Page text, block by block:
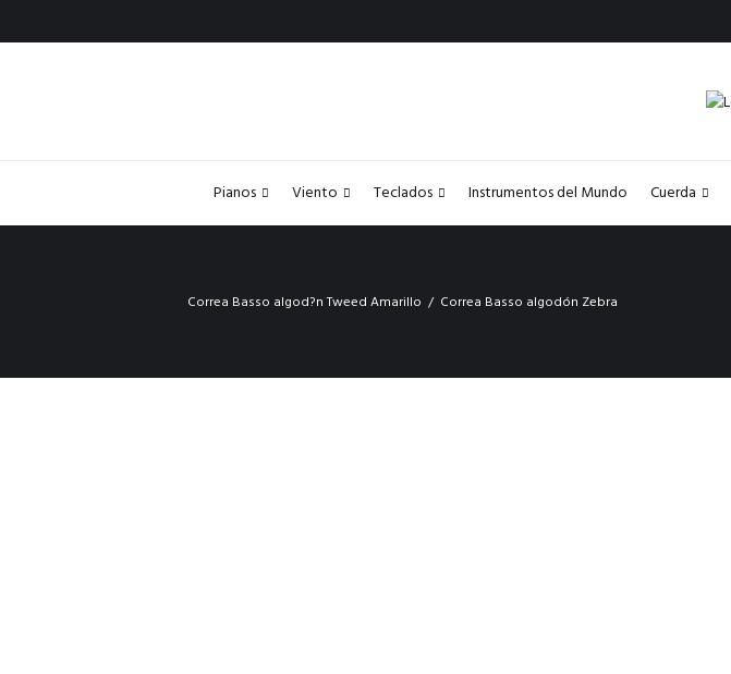
Pianos Viento Teclados Instrumentos del Mundo Cuerda
Correa Basso algod?n Tweed Amarillo Correa Basso algodón Zebra